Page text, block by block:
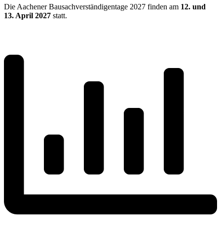
Die Aachener Bausachverständigentage 2027 finden am 12. und
13. April 2027 statt.